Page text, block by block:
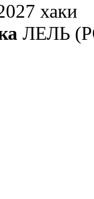
хаки
ЛЕЛЬ